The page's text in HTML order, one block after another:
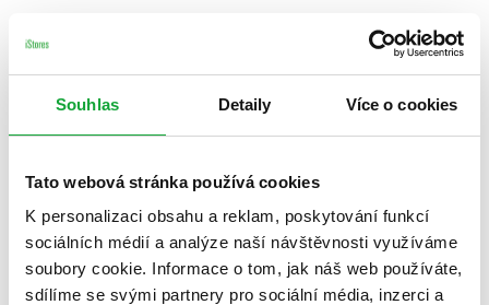
Souhlas Detaily Více o cookies
Tato webová stránka používá cookies
K personalizaci obsahu a reklam, poskytování funkcí
sociálních médií a analýze naší návštěvnosti využíváme
soubory cookie. Informace o tom, jak náš web používáte,
sdílíme se svými partnery pro sociální média, inzerci a